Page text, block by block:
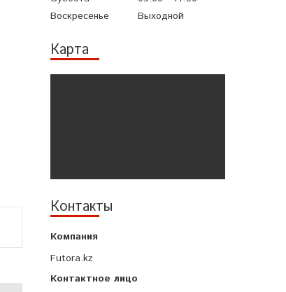
Воскресенье
Выходной
Карта
Контакты
Futora.kz